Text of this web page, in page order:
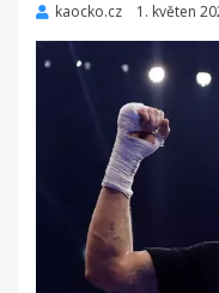
kaocko.cz
Zveřejněno
1. květen